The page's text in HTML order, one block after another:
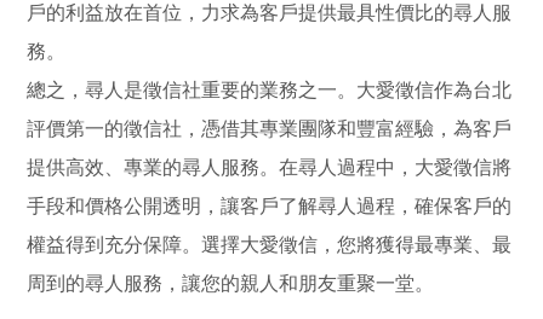
戶的利益放在首位，力求為客戶提供最具性價比的尋人服
務。
總之，尋人是徵信社重要的業務之一。大愛徵信作為台北
評價第一的徵信社，憑借其專業團隊和豐富經驗，為客戶
提供高效、專業的尋人服務。在尋人過程中，大愛徵信將
手段和價格公開透明，讓客戶了解尋人過程，確保客戶的
權益得到充分保障。選擇大愛徵信，您將獲得最專業、最
周到的尋人服務，讓您的親人和朋友重聚一堂。